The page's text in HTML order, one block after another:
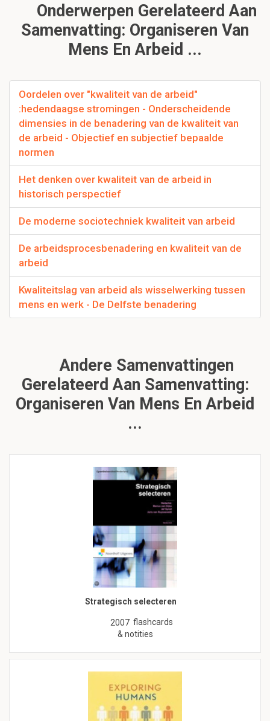
Onderwerpen Gerelateerd Aan
Samenvatting: Organiseren Van
Mens En Arbeid ...
Oordelen over "kwaliteit van de arbeid"
:hedendaagse stromingen - Onderscheidende
dimensies in de benadering van de kwaliteit van
de arbeid - Objectief en subjectief bepaalde
normen
Het denken over kwaliteit van de arbeid in
historisch perspectief
De moderne sociotechniek kwaliteit van arbeid
De arbeidsprocesbenadering en kwaliteit van de
arbeid
Kwaliteitslag van arbeid als wisselwerking tussen
mens en werk - De Delfste benadering
Andere Samenvattingen
Gerelateerd Aan Samenvatting:
Organiseren Van Mens En Arbeid
...
Strategisch selecteren
2007 flashcards
& notities